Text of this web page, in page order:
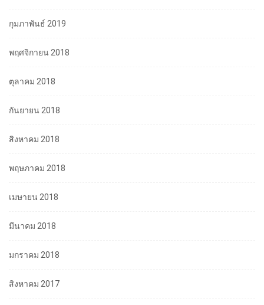
กุมภาพันธ์ 2019
พฤศจิกายน 2018
ตุลาคม 2018
กันยายน 2018
สิงหาคม 2018
พฤษภาคม 2018
เมษายน 2018
มีนาคม 2018
มกราคม 2018
สิงหาคม 2017